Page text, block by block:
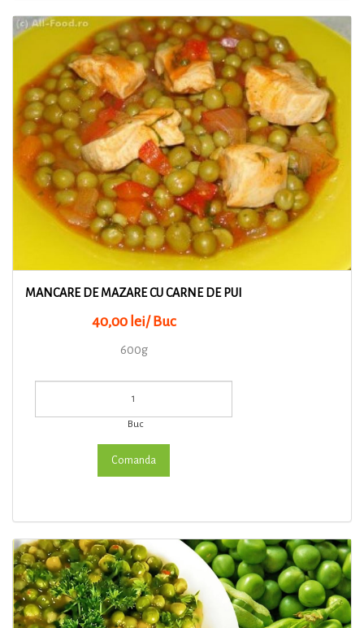
MANCARE DE MAZARE CU CARNE DE PUI
40,00 lei/ Buc
600g
Buc